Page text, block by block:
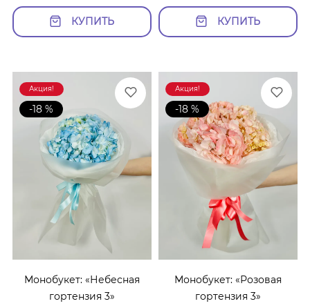
КУПИТЬ КУПИТЬ
Акция!
-18 %
Монобукет: «Небесная
гортензия 3»
Акция!
-18 %
Монобукет: «Розовая
гортензия 3»